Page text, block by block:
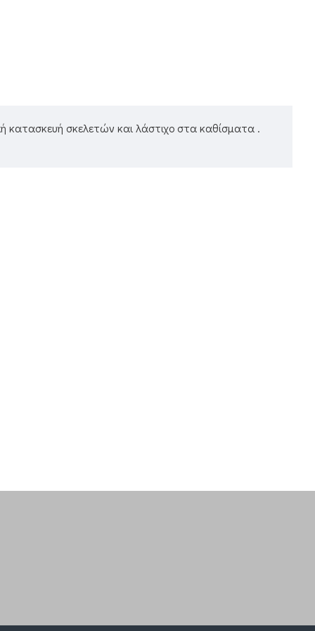
κατασκευή σκελετών και λάστιχο στα καθίσματα .